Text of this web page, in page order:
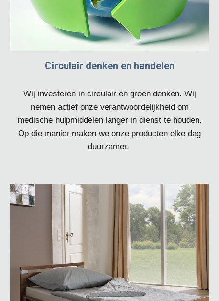
Circulair denken en handelen
Wij investeren in circulair en groen denken. Wij
nemen actief onze verantwoordelijkheid om
medische hulpmiddelen langer in dienst te houden.
Op die manier maken we onze producten elke dag
duurzamer.